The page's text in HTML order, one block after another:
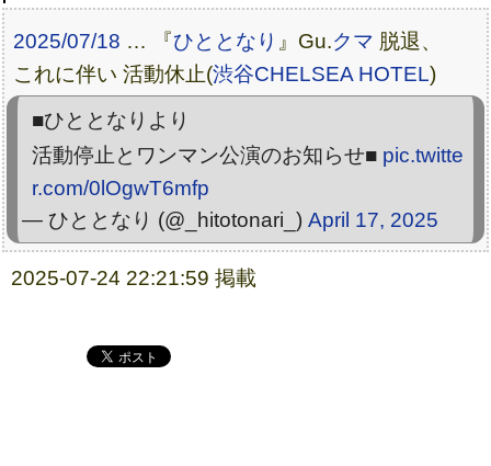
2025/07/18 … 『ひととなり 』Gu.クマ 脱退、
これに伴い 活動休止(渋谷CHELSEA HOTEL)
■ひととなりより
活動停止とワンマン公演のお知らせ■ pic.twitte
r.com/0lOgwT6mfp
— ひととなり (@_hitotonari_) April 17, 2025
2025-07-24 22:21:59 掲載